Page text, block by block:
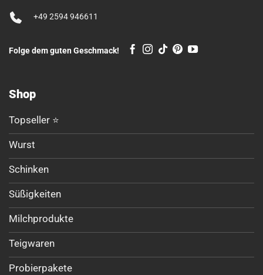
+49 2594 946611
Folge dem guten Geschmack!
Shop
Topseller ⭐
Wurst
Schinken
Süßigkeiten
Milchprodukte
Teigwaren
Probierpakete